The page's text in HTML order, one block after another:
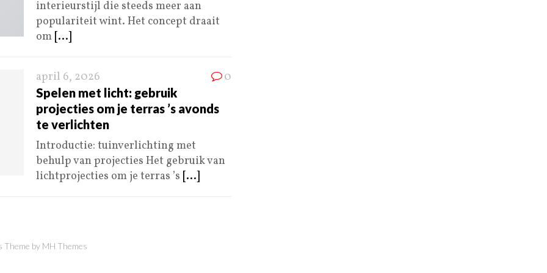
interieurstijl die steeds meer aan
populariteit wint. Het concept draait
om [...]
april 6, 2026 0
Spelen met licht: gebruik
projecties om je terras ’s avonds
te verlichten
Introductie: tuinverlichting met
behulp van projecties Het gebruik van
lichtprojecties om je terras ’s [...]
Theme by MH Themes